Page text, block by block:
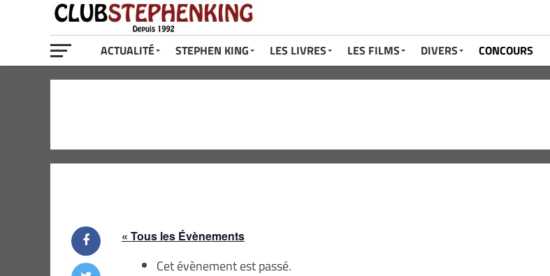
ACTUALITÉ STEPHEN KING LES LIVRES LES FILMS DIVERS CONCOURS
« Tous les Évènements
Cet évènement est passé.